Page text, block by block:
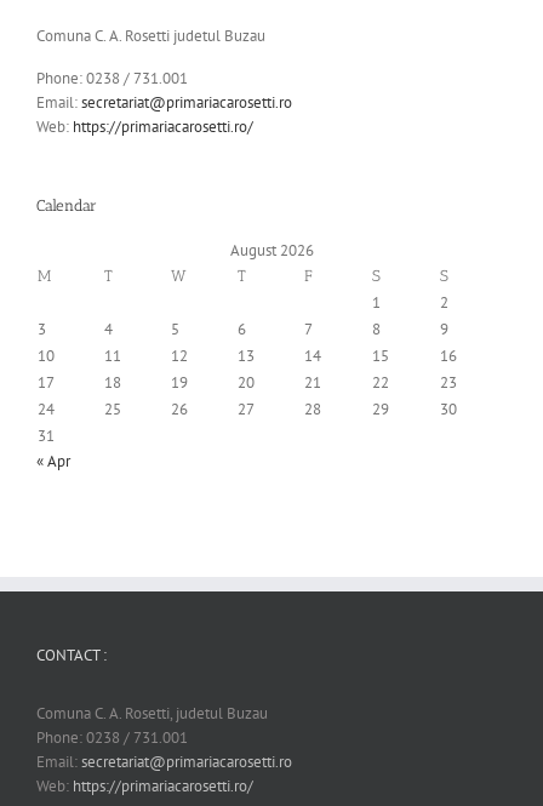
Comuna C. A. Rosetti judetul Buzau
Phone: 0238 / 731.001
Email:secretariat@primariacarosetti.ro
Web: https://primariacarosetti.ro/
Calendar
August 2026
M T W T F S S
1
2
3
4 5 6 7 8
9
10
11 12 13 14 15
16
17
18 19 20 21 22
23
24
25 26 27 28 29
30
31
« Apr
CONTACT :
Comuna C. A. Rosetti, judetul Buzau
Phone: 0238 / 731.001
Email:secretariat@primariacarosetti.ro
Web: https://primariacarosetti.ro/